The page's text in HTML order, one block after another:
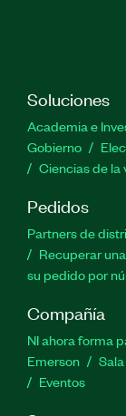
Soluciones
Academia e
Gobierno
Ciencias de la
Pedidos
Partners de
Recuperar
su pedido por
Compañía
NI ahora forma
Emerson
Eventos